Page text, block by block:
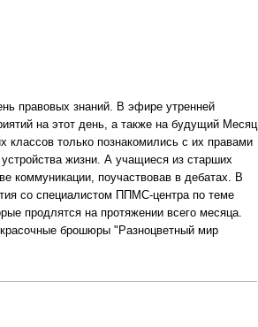
правовых знаний. В эфире утренней
на этот день, а также на будущий Месяц
классов только познакомились с их правами
жизни. А учащиеся из старших
коммуникации, поучаствовав в дебатах. В
со специалистом ППМС-центра по теме
продлятся на протяжении всего месяца.
брошюры "Разноцветный мир